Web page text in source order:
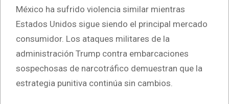
México ha sufrido violencia similar mientras
Estados Unidos sigue siendo el principal mercado
consumidor. Los ataques militares de la
administración Trump contra embarcaciones
sospechosas de narcotráfico demuestran que la
estrategia punitiva continúa sin cambios.